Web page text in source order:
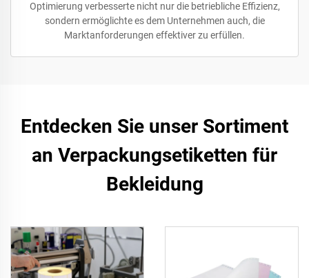
Optimierung verbesserte nicht nur die betriebliche Effizienz,
sondern ermöglichte es dem Unternehmen auch, die
Marktanforderungen effektiver zu erfüllen.
Entdecken Sie unser Sortiment
an Verpackungsetiketten für
Bekleidung